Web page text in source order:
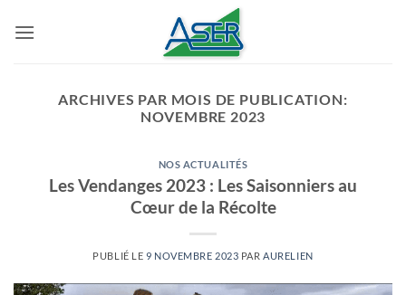
ARCHIVES PAR MOIS DE PUBLICATION:
NOVEMBRE 2023
NOS ACTUALITÉS
Les Vendanges 2023 : Les Saisonniers au
Cœur de la Récolte
PUBLIÉ LE 9 NOVEMBRE 2023 PAR AURELIEN